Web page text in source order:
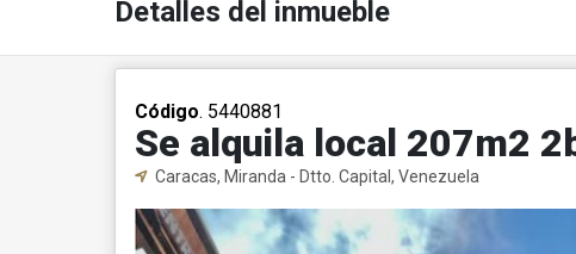
Detalles del inmueble
Código. 5440881
Se alquila local 207m2
Caracas, Miranda - Dtto. Capital, Venezuela